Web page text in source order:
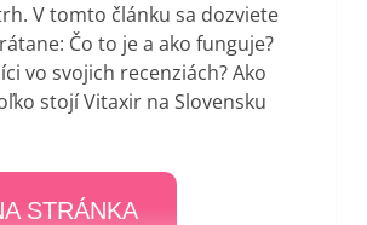
V tomto článku sa dozviete
Čo to je a ako funguje?
vo svojich recenziách? Ako
stojí Vitaxir na Slovensku
STRÁNKA